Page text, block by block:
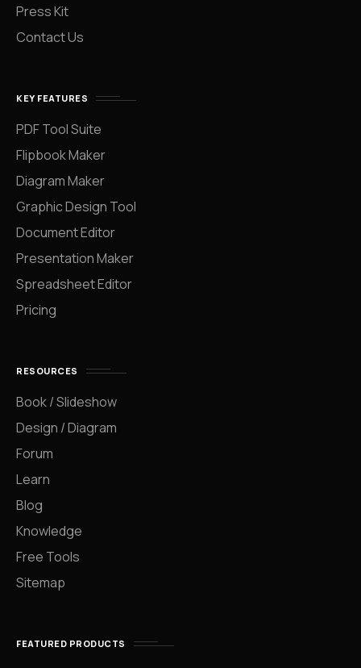
Press Kit
Contact Us
KEY FEATURES
PDF Tool Suite
Flipbook Maker
Diagram Maker
Graphic Design Tool
Document Editor
Presentation Maker
Spreadsheet Editor
Pricing
RESOURCES
Book / Slideshow
Design / Diagram
Forum
Learn
Blog
Knowledge
Free Tools
Sitemap
FEATURED PRODUCTS